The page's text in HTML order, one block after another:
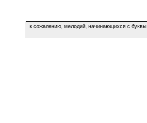
к сожалению, мелодий, начинающихся с буквы